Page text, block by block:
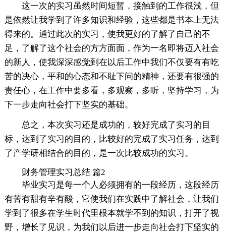
这一次的实习虽然时间短暂，接触到的工作很浅，但
是依然让我学到了许多知识和经验，这些都是书本上无法
得来的。通过此次的实习，使我更好的了解了自己的不
足，了解了这个社会的方方面面，作为一名即将迈入社会
的新人，使我深深感觉到在以后工作中我们不仅要有有吃
苦的决心，平和的心态和不耻下问的精神，还要有很强的
责任心，在工作中要多看，多观察，多听，坚持学习，为
下一步走向社会打下坚实的基础。
总之，本次实习还是成功的，较好完成了实习的目
标，达到了实习的目的，比较好的完成了实习任务，达到
了产学研相结合的目的，是一次比较成功的实习。
财务管理实习总结 篇2
毕业实习是每一个人必须拥有的一段经历，这段经历
有苦有甜有辛有酸，它使我们在实践中了解社会，让我们
学到了很多在学生时代里根本就学不到的知识，打开了视
野，增长了见识，为我们以后进一步走向社会打下坚实的